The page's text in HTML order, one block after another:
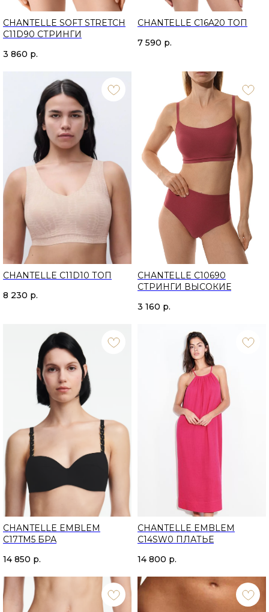
CHANTELLE SOFT STRETCH
C11D90 СТРИНГИ
3 860 р.
CHANTELLE C16A20 ТОП
7 590 р.
CHANTELLE C11D10 ТОП
8 230 р.
CHANTELLE C10690
СТРИНГИ ВЫСОКИЕ
3 160 р.
CHANTELLE EMBLEM
C17TM5 БРА
14 850 р.
CHANTELLE EMBLEM
C14SW0 ПЛАТЬЕ
14 800 р.